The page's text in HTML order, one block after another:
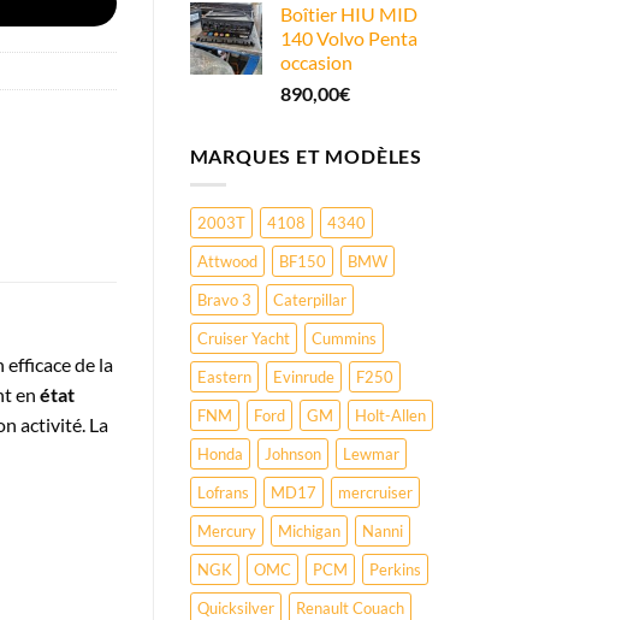
Boîtier HIU MID
140 Volvo Penta
occasion
890,00€
MARQUES ET MODÈLES
2003T 4108
4340
Attwood
BF150
BMW
Bravo 3
Caterpillar
Cruiser Yacht
Cummins
Eastern
Evinrude
F250
FNM
Ford GM
Holt-Allen
Honda
Johnson
Lewmar
Lofrans
MD17
mercruiser
Mercury
Michigan
Nanni
NGK
OMC PCM
Perkins
Quicksilver
Renault Couach
de la
en état
activité. La